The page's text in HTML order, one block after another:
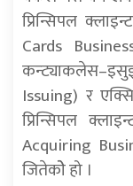
प्रिन्सिपल
Cards
Issuing) र
प्रिन्सिपल
Acquiring
जितेकोे हो ।